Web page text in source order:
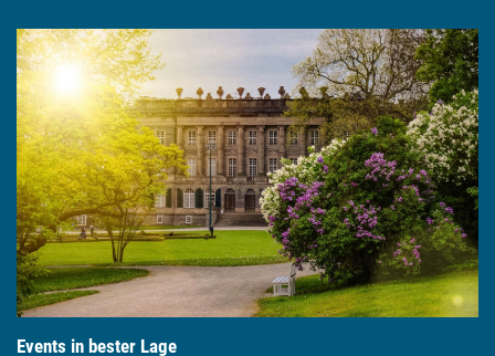
Events in bester Lage